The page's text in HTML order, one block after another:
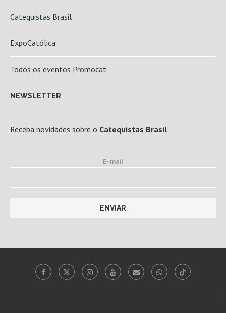
Catequistas Brasil
ExpoCatólica
Todos os eventos Promocat
NEWSLETTER
Receba novidades sobre o Catequistas Brasil
E-mail